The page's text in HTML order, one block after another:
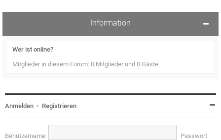
Information
Wer ist online?
Mitglieder in diesem Forum: 0 Mitglieder und 0 Gäste
Anmelden • Registrieren
Benutzername: Passwort: